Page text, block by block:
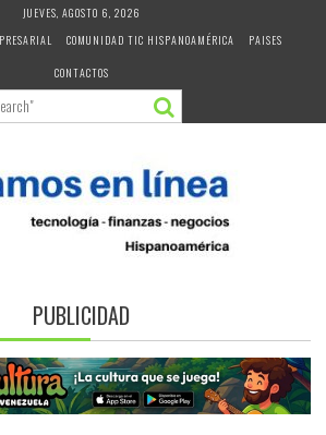
JUEVES, AGOSTO 6, 2026
COMUNIDAD TIC HISPANOAMÉRICA
PAISES
CONTACTOS
PUBLICIDAD